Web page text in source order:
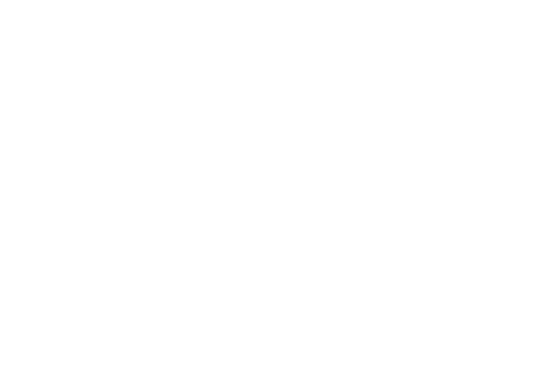
verilmeyecektir.